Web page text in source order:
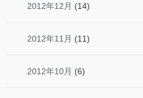
2012年12月 (14)
2012年11月 (11)
2012年10月 (6)